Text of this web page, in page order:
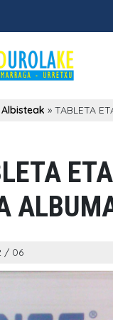
Albisteak » TABLETA
/ 06